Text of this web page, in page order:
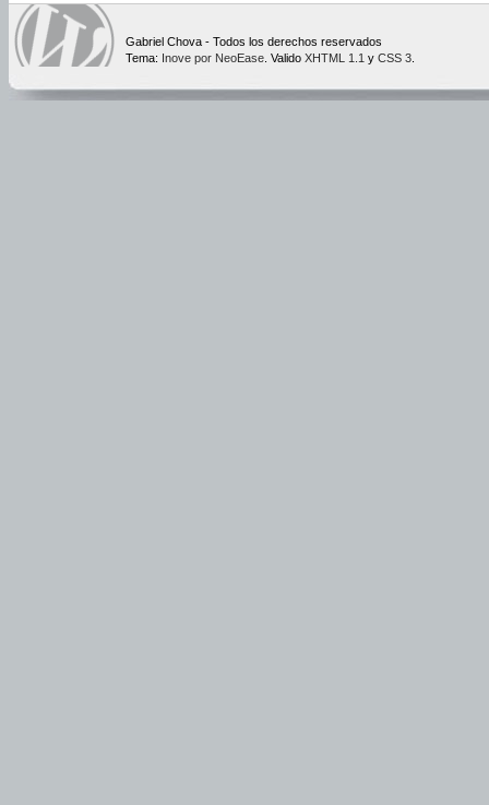
Gabriel Chova - Todos los derechos reservados
Tema: Inove por NeoEase . Valido XHTML 1.1 y CSS 3